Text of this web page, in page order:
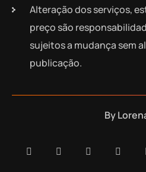
Alteração dos serviços,
preço são
sujeitos a mudança sem
publicação.
By